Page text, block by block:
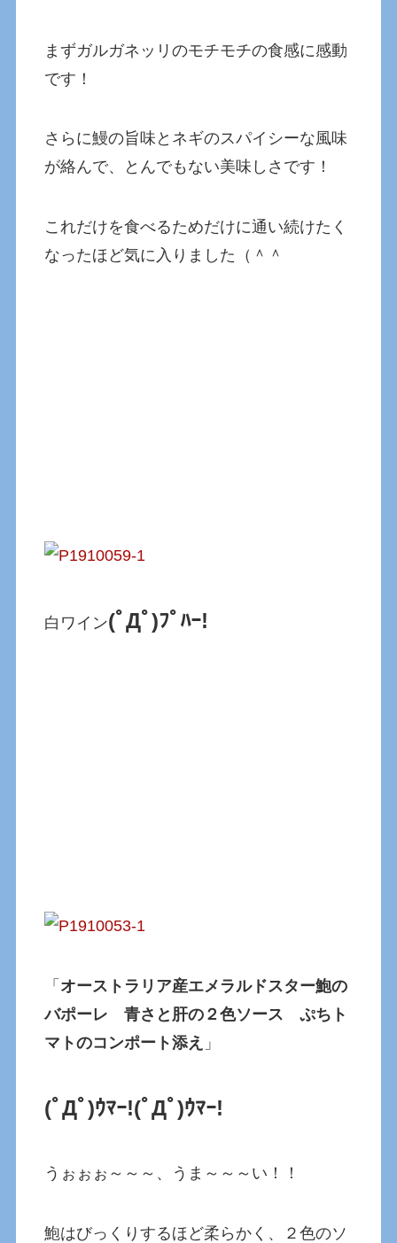
まずガルガネッリのモチモチの食感に感動
です！
さらに鰻の旨味とネギのスパイシーな風味
が絡んで、とんでもない美味しさです！
これだけを食べるためだけに通い続けたく
なったほど気に入りました（＾＾
白ワイン(ﾟДﾟ)ﾌﾟﾊｰ!
「 オーストラリア産エメラルドスター鮑の
バポーレ 青さと肝の２色ソース ぷちト
マトのコンポート添え 」
(ﾟДﾟ)ｳﾏｰ!(ﾟДﾟ)ｳﾏｰ!
うぉぉぉ～～～、うま～～～い！！
鮑はびっくりするほど柔らかく、２色のソ